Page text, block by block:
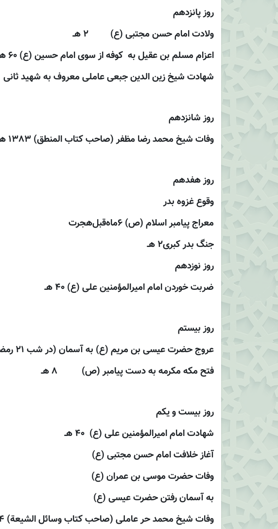
روز پانزدهم
ولادت امام حسن مجتبى (ع) 2 هـ
اعزام مسلم بن عقيل به کوفه از سوى امام حسين (ع) 60 هـ
شهادت شيخ زين الدين جبعى عاملى معروف به شهيد ثانى 965 هـ
روز شانزدهم
وفات شيخ محمد رضا مظفر (صاحب کتاب المنطق) 1383 هـ
روز هفدهم
وقوع غزوه بدر
معراج پيامبر اسلام (ص) 6ماه‌قبل‌هجرت
جنگ بدر كبرى2 هـ
روز نوزدهم
ضربت خوردن امام اميرالمؤمنين على (ع) 40 هـ
روز بیستم
عروج حضرت عيسى بن مريم (ع) به آسمان (در شب 21 رمضان)
فتح مكه مكرمه به دست پيامبر (ص) 8 هـ
روز بیست و یکم
شهادت امام اميرالمؤمنين على (ع) 40 هـ
آغاز خلافت امام حسن مجتبى (ع)
وفات حضرت موسى بن عمران (ع)
به آسمان رفتن حضرت عيسى (ع)
وفات شيخ محمد حر عاملى (صاحب کتاب وسائل الشيعة) 1104 هـ